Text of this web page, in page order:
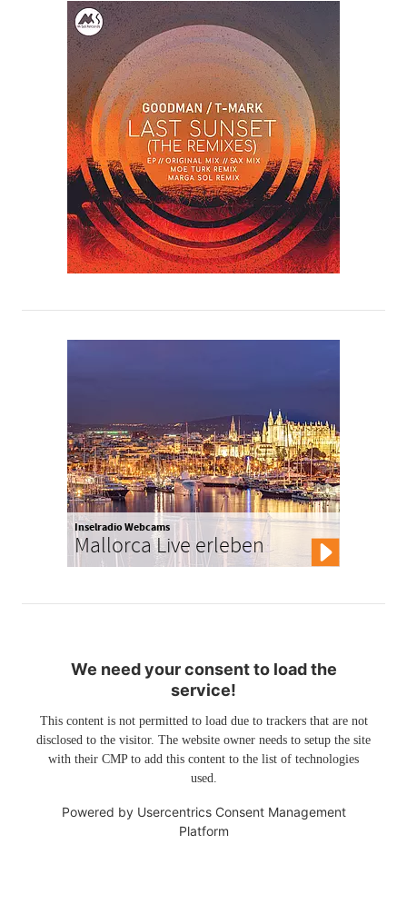
Inselradio Webcams
Mallorca Live erleben
We need your consent to load the
service!
This content is not permitted to load due to trackers that are not
disclosed to the visitor. The website owner needs to setup the site
with their CMP to add this content to the list of technologies
used.
Powered by Usercentrics Consent Management
Platform